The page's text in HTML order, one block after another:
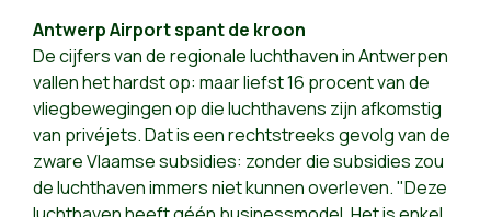
Antwerp Airport spant de kroon
De cijfers van de regionale luchthaven in Antwerpen
vallen het hardst op: maar liefst 16 procent van de
vliegbewegingen op die luchthavens zijn afkomstig
van privéjets. Dat is een rechtstreeks gevolg van de
zware Vlaamse subsidies: zonder die subsidies zou
de luchthaven immers niet kunnen overleven. "Deze